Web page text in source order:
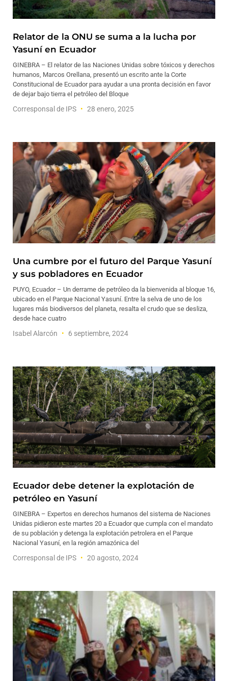
Relator de la ONU se suma a la lucha por
Yasuní en Ecuador
GINEBRA – El relator de las Naciones Unidas sobre tóxicos y derechos
humanos, Marcos Orellana, presentó un escrito ante la Corte
Constitucional de Ecuador para ayudar a una pronta decisión en favor
de dejar bajo tierra el petróleo del Bloque
Corresponsal de IPS 28 enero, 2025
Una cumbre por el futuro del Parque Yasuní
y sus pobladores en Ecuador
PUYO, Ecuador – Un derrame de petróleo da la bienvenida al bloque 16,
ubicado en el Parque Nacional Yasuní. Entre la selva de uno de los
lugares más biodiversos del planeta, resalta el crudo que se desliza,
desde hace cuatro
Isabel Alarcón 6 septiembre, 2024
Ecuador debe detener la explotación de
petróleo en Yasuní
GINEBRA – Expertos en derechos humanos del sistema de Naciones
Unidas pidieron este martes 20 a Ecuador que cumpla con el mandato
de su población y detenga la explotación petrolera en el Parque
Nacional Yasuní, en la región amazónica del
Corresponsal de IPS 20 agosto, 2024